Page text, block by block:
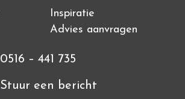
Inspiratie
Advies aanvragen
0516 – 441 735
Stuur een bericht